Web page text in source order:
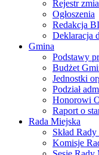
Rejestr
Ogłoszenia
Redakcja
Deklaracja
Gmina
Podstawy
Budżet
Jednostki
Podział
Honorowi
Raport o
Rada Miejska
Skład
Komisje